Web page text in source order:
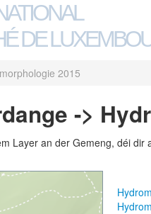
DE
2015
->
Layer an der Gemeng, déi